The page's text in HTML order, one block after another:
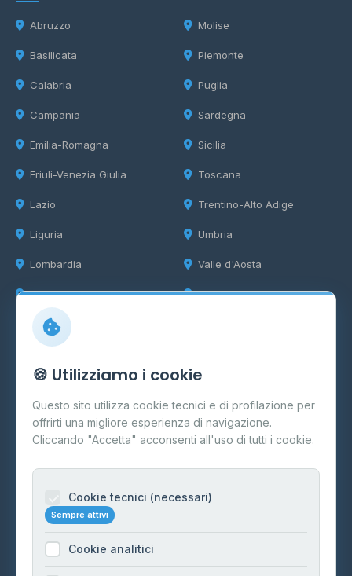
Abruzzo
Basilicata
Calabria
Campania
Emilia-Romagna
Friuli-Venezia Giulia
Lazio
Liguria
Lombardia
Marche
Molise
Piemonte
Puglia
Sardegna
Sicilia
Toscana
Trentino-Alto Adige
Umbria
Valle d'Aosta
Veneto
Info
Cos'è il GPL
FAQ
Contatti
Informazioni legali
Cookie Policy
🍪 Utilizziamo i cookie
Questo sito utilizza cookie tecnici e di profilazione per
offrirti una migliore esperienza di navigazione.
Cliccando "Accetta" acconsenti all'uso di tutti i cookie.
Cookie tecnici (necessari)
Sempre attivi
Cookie analitici